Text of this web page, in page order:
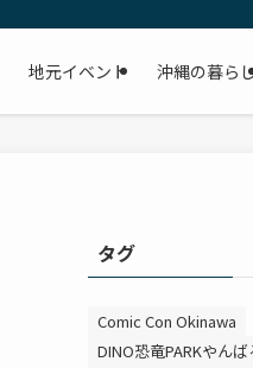
地元イベント 沖縄の暮ら
タグ
Comic Con Okinawa
DINO恐竜PARKやん